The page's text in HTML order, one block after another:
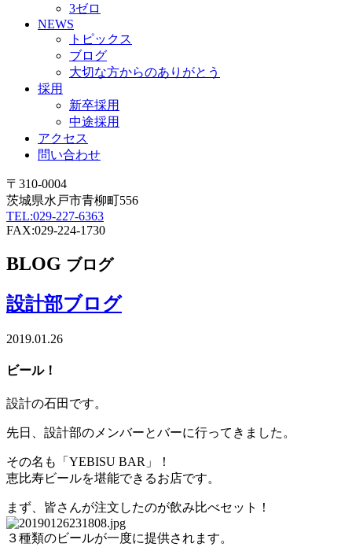
3ゼロ
NEWS
トピックス
ブログ
大切な方からのありがとう
採用
新卒採用
中途採用
アクセス
問い合わせ
〒310-0004
茨城県水戸市青柳町556
TEL:029-227-6363
FAX:029-224-1730
BLOG ブログ
設計部ブログ
2019.01.26
ビール！
設計の石田です。
先日、設計部のメンバーとバーに行ってきました。
その名も「YEBISU BAR」！
恵比寿ビールを堪能できるお店です。
まず、皆さんが注文したのが飲み比べセット！
３種類のビールが一度に提供されます。